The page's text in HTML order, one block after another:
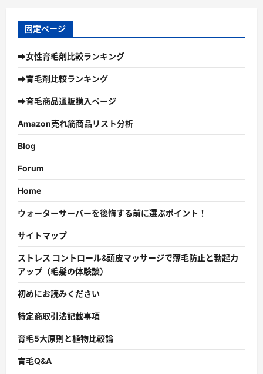
固定ページ
➡女性育毛剤比較ランキング
➡育毛剤比較ランキング
➡育毛商品通販購入ページ
Amazon売れ筋商品リスト分析
Blog
Forum
Home
ウォーターサーバーを後悔する前に選ぶポイント！
サイトマップ
ストレス コントロール&頭皮マッサージで薄毛防止と勃起力
アップ（毛髪の体験談）
初めにお読みください
特定商取引法記載事項
育毛5大原則と植物比較論
育毛Q&A